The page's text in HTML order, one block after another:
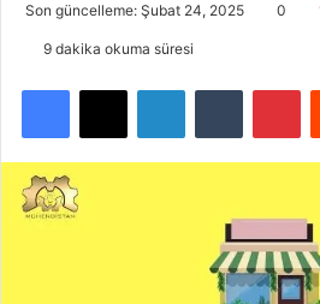
Son güncelleme: Şubat 24, 2025 0
9 dakika okuma süresi
Facebook
X LinkedInTumblr